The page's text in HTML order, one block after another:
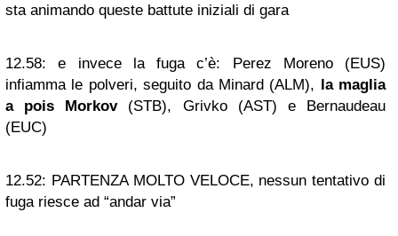
sta animando queste battute iniziali di gara
12.58: e invece la fuga c’è: Perez Moreno (EUS)
infiamma le polveri, seguito da Minard (ALM), la maglia
a pois Morkov(STB), Grivko (AST) e Bernaudeau
(EUC)
12.52: PARTENZA MOLTO VELOCE, nessun tentativo di
fuga riesce ad “andar via”